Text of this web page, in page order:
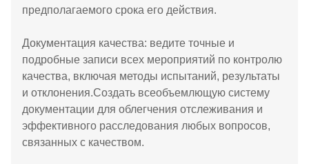
предполагаемого срока его действия.
Документация качества: ведите точные и
подробные записи всех мероприятий по контролю
качества, включая методы испытаний, результаты
и отклонения.Создать всеобъемлющую систему
документации для облегчения отслеживания и
эффективного расследования любых вопросов,
связанных с качеством.